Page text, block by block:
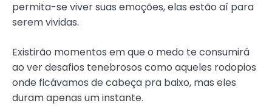
permita-se viver suas emoções, elas estão aí para
serem vividas.
Existirão momentos em que o medo te consumirá
ao ver desafios tenebrosos como aqueles rodopios
onde ficávamos de cabeça pra baixo, mas eles
duram apenas um instante.